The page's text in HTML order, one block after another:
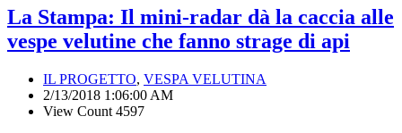
La Stampa: Il mini-radar dà la caccia alle
vespe velutine che fanno strage di api
IL PROGETTO, VESPA VELUTINA
2/13/2018 1:06:00 AM
View Count 4597